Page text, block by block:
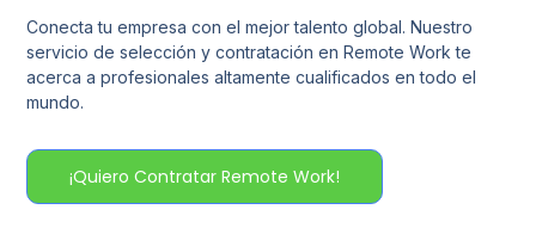
Conecta tu empresa con el mejor talento global. Nuestro
servicio de selección y contratación en Remote Work te
acerca a profesionales altamente cualificados en todo el
mundo.
¡Quiero Contratar Remote Work!